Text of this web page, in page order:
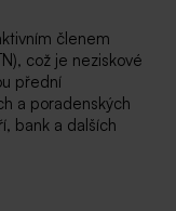
členem
což je neziskové
přední
a poradenských
bank a dalších